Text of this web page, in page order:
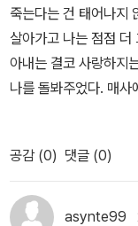
에 대한 서술이 반복
느낌이 든다.결국 중후
큰둥해 진 달까? '흠..
대한 언급 횟수가 너
뿐이었다.사건이 터진
썩어 문드러져 집과 정
죽는다는 건 태어나지
살아가고 나는 점점 더
아내는 결코 사랑하지
나를 돌봐주었다. 매사
서 나 혼자 그 옛날 전
내가 패하리라는 건 불
포기하고 그 기억에서
었다…...그러기 위해서
공감 (0) 댓글 (0)
asynte99